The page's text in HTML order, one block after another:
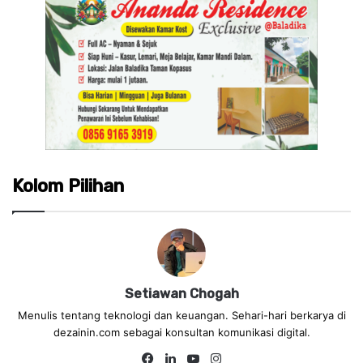
Kolom Pilihan
Setiawan Chogah
Menulis tentang teknologi dan keuangan. Sehari-hari berkarya di
dezainin.com sebagai konsultan komunikasi digital.
Fa
Lin
Yo